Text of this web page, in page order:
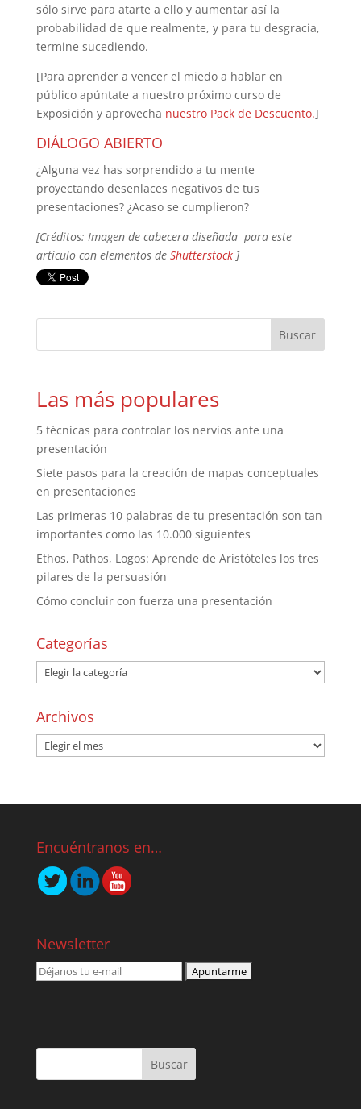
sólo sirve para atarte a ello y aumentar así la
probabilidad de que realmente, y para tu desgracia,
termine sucediendo.
[Para aprender a vencer el miedo a hablar en
público apúntate a nuestro próximo curso de
Exposición y aprovecha nuestro Pack de Descuento.]
DIÁLOGO ABIERTO
¿Alguna vez has sorprendido a tu mente
proyectando desenlaces negativos de tus
presentaciones? ¿Acaso se cumplieron?
[Créditos: Imagen de cabecera diseñada para este
artículo con elementos de Shutterstock ]
Las más populares
5 técnicas para controlar los nervios ante una
presentación
Siete pasos para la creación de mapas conceptuales
en presentaciones
Las primeras 10 palabras de tu presentación son tan
importantes como las 10.000 siguientes
Ethos, Pathos, Logos: Aprende de Aristóteles los tres
pilares de la persuasión
Cómo concluir con fuerza una presentación
Categorías
Archivos
Encuéntranos en…
Newsletter